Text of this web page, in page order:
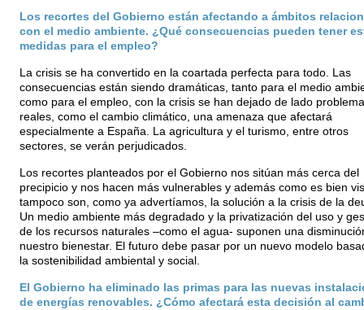
Los recortes del Gobierno están afectando a ámbitos
con el medio ambiente. ¿Qué consecuencias pueden tener
medidas para el empleo?
La crisis se ha convertido en la coartada perfecta para todo. Las
consecuencias están siendo dramáticas, tanto para el medio
como para el empleo, con la crisis se han dejado de lado
reales, como el cambio climático, una amenaza que afectará
especialmente a España. La agricultura y el turismo, entre otros
sectores, se verán perjudicados.
Los recortes planteados por el Gobierno nos sitúan más cerca del
precipicio y nos hacen más vulnerables y además como es bien
tampoco son, como ya advertíamos, la solución a la crisis de la
Un medio ambiente más degradado y la privatización del uso y
de los recursos naturales –como el agua- suponen una
nuestro bienestar. El futuro debe pasar por un nuevo modelo
la sostenibilidad ambiental y social.
El Gobierno ha eliminado las primas para las nuevas
de energías renovables. ¿Cómo afectará esta decisión al